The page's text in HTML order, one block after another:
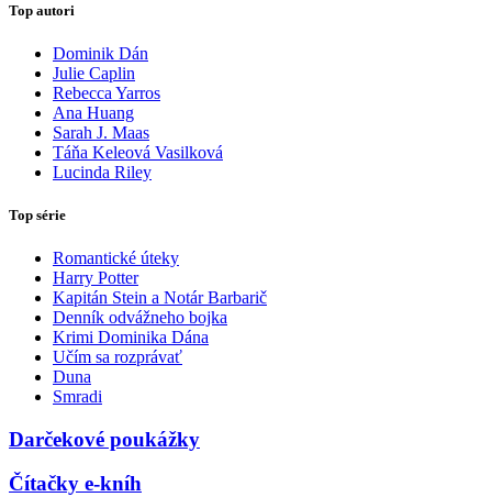
Top autori
Dominik Dán
Julie Caplin
Rebecca Yarros
Ana Huang
Sarah J. Maas
Táňa Keleová Vasilková
Lucinda Riley
Top série
Romantické úteky
Harry Potter
Kapitán Stein a Notár Barbarič
Denník odvážneho bojka
Krimi Dominika Dána
Učím sa rozprávať
Duna
Smradi
Darčekové poukážky
Čítačky e-kníh